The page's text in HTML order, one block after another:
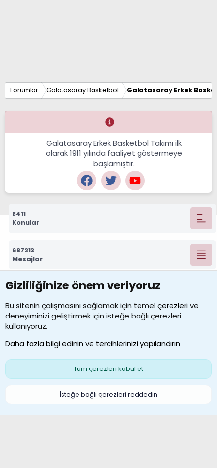
Forumlar Galatasaray Basketbol Galatasaray Erkek
Galatasaray Erkek Basketbol Takımı ilk
olarak 1911 yılında faaliyet göstermeye
başlamıştır.
8411
Konular
687213
Mesajlar
7388
Kullanıcılar
borabekirogluu
Son üye
Çerezler
S
Gizliliğinize önem veriyoruz
Bu sitenin çalışmasını sağlamak için temelçerezlerive
deneyiminizi geliştirmek için isteğe bağlı çerezleri
kullanıyoruz.
Daha fazla bilgi edinin ve tercihlerinizi yapılandırın
Tüm çerezleri kabul et
İsteğe bağlı çerezleri reddedin